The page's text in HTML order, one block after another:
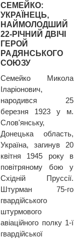
СЕМЕЙКО:
УКРАЇНЕЦЬ,
НАЙМОЛОДШИЙ
22-РІЧНИЙ ДВІЧІ
ГЕРОЙ
РАДЯНСЬКОГО
СОЮЗУ
Семейко Микола
Іларіонович,
народився 25
березня 1923 у м.
Слов'янську,
Донецька область,
Україна, загинув 20
квітня 1945 року в
повітряному бою у
Східній Пруссії.
Штурман 75-го
гвардійського
штурмового
авіаційного полку 1-ї
гвардійської